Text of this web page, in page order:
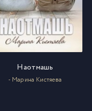
Наотмашь
- Марина Кистяева